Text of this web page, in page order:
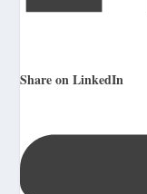
Share on LinkedIn